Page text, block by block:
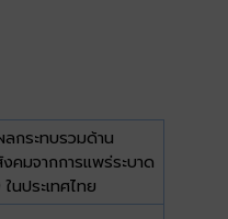
ลกระทบรวมด้าน
คมจากการแพร่ระบาด
นประเทศไทย